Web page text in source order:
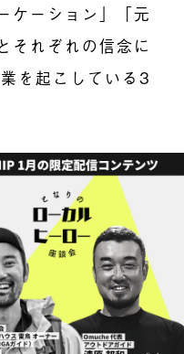
ケーション」「元
れぞれの信念に
を起こしている3